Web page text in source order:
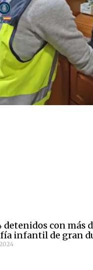
detenidos con más
infantil de gran